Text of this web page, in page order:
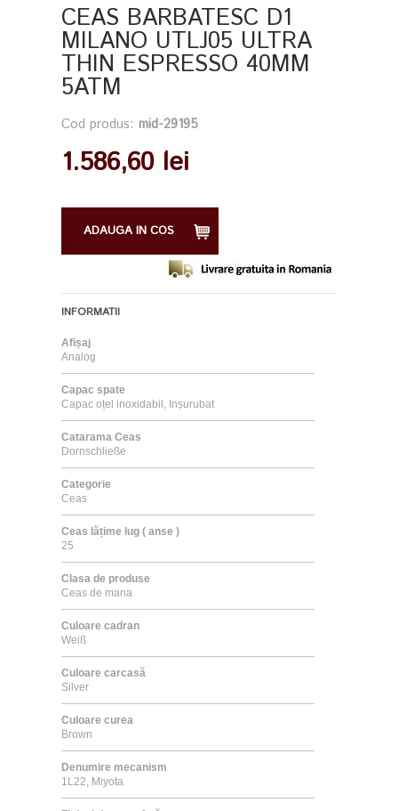
CEAS BARBATESC D1
MILANO UTLJ05 ULTRA
THIN ESPRESSO 40MM
5ATM
Cod produs: mid-29195
1.586,60 lei
ADAUGA IN COS
INFORMATII
Afișaj
Analog
Capac spate
Capac oțel inoxidabil, Inșurubat
Catarama Ceas
Dornschließe
Categorie
Ceas
Ceas lățime lug ( anse )
25
Clasa de produse
Ceas de mana
Culoare cadran
Weiß
Culoare carcasă
Silver
Culoare curea
Brown
Denumire mecanism
1L22, Miyota